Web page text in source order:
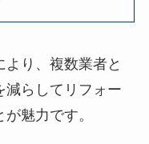
り、複数業者と
減らしてリフォー
魅力です。